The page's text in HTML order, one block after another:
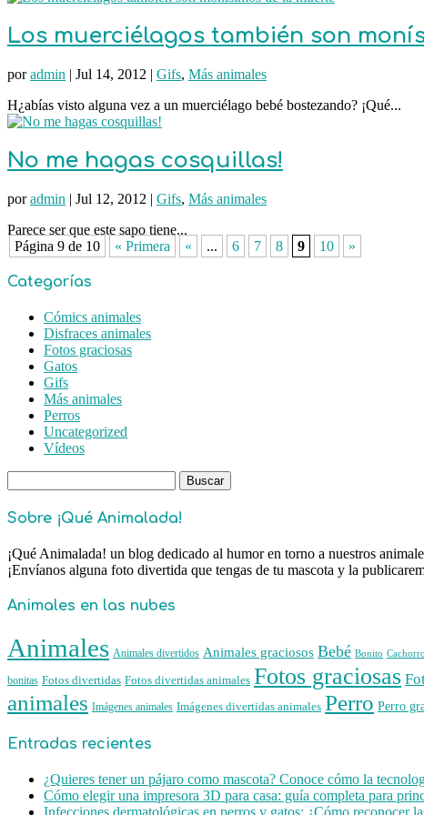
Los muerciélagos también son
poradmin | Jul 14, 2012 | Gifs, Más animales
H¿abías visto alguna vez a un muerciélago bebé bostezando? ¡Qué...
No me hagas cosquillas!
poradmin | Jul 12, 2012 | Gifs, Más animales
Parece ser que este sapo tiene...
Página 9 de 10
« Primera « ... 6 7 8 9 10 »
Categorías
Cómics animales
Disfraces animales
Fotos graciosas
Gatos
Gifs
Más animales
Perros
Uncategorized
Vídeos
Sobre ¡Qué Animalada!
¡Qué Animalada! un blog dedicado al humor en torno a nuestros
¡Envíanos alguna foto divertida que tengas de tu mascota y la
Animales en las nubes
Animales Animales divertidos Animales graciosos Bebé Bonito Cachorro
bonitas Fotos divertidas Fotos divertidas animales Fotos graciosas
animales Imágenes animales Imágenes divertidas animales Perro Perro
Entradas recientes
¿Quieres tener un pájaro como mascota? Conoce cómo la
Cómo elegir una impresora 3D para casa: guía completa para
Infecciones dermatológicas en perros y gatos: ¿Cómo reconocer